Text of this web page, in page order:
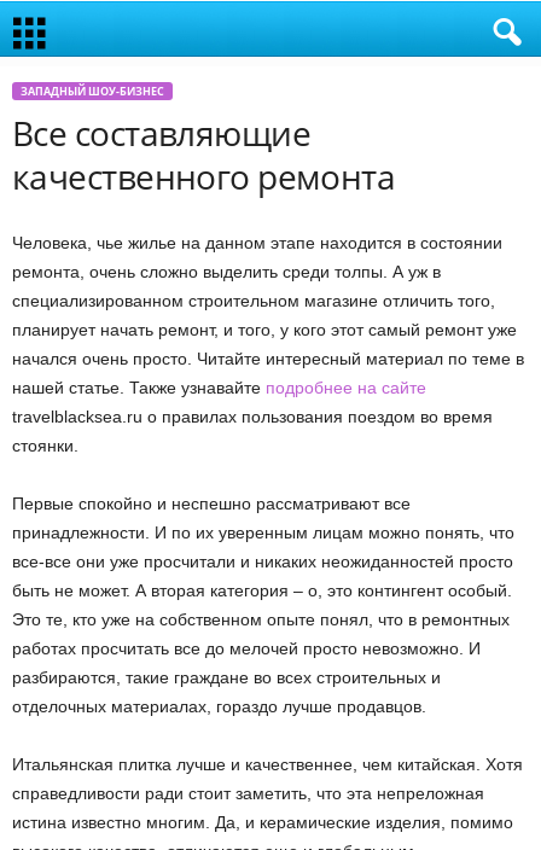
ЗАПАДНЫЙ ШОУ-БИЗНЕС
Все составляющие
качественного ремонта
Человека, чье жилье на данном этапе находится в состоянии
ремонта, очень сложно выделить среди толпы. А уж в
специализированном строительном магазине отличить того,
планирует начать ремонт, и того, у кого этот самый ремонт уже
начался очень просто. Читайте интересный материал по теме в
нашей статье. Также узнавайте подробнее на сайте
travelblacksea.ru о правилах пользования поездом во время
стоянки.
Первые спокойно и неспешно рассматривают все
принадлежности. И по их уверенным лицам можно понять, что
все-все они уже просчитали и никаких неожиданностей просто
быть не может. А вторая категория – о, это контингент особый.
Это те, кто уже на собственном опыте понял, что в ремонтных
работах просчитать все до мелочей просто невозможно. И
разбираются, такие граждане во всех строительных и
отделочных материалах, гораздо лучше продавцов.
Итальянская плитка лучше и качественнее, чем китайская. Хотя
справедливости ради стоит заметить, что эта непреложная
истина известно многим. Да, и керамические изделия, помимо